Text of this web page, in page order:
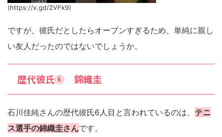
(https://x.gd/2VFk9)
ですが、彼氏だとしたらオープンすぎるため、単純に親し
い友人だったのではないでしょうか。
歴代彼氏⑥ 錦織圭
石川佳純さんの歴代彼氏6人目と言われているのは、 テニ
ス選手の錦織圭さんです。